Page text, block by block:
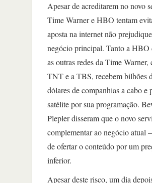
Apesar de acreditarem no novo
Time Warner e HBO tentam
aposta na internet não
negócio principal. Tanto a HBO
as outras redes da Time Warner,
TNT e a TBS, recebem bilhões
dólares de companhias a cabo e
satélite por sua programação.
Plepler disseram que o novo
complementar ao negócio atual
de ofertar o conteúdo por um
inferior.
Apesar deste risco, um dia